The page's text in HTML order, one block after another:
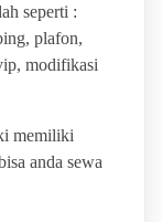
seperti :
plafon,
modifikasi
memiliki
anda sewa